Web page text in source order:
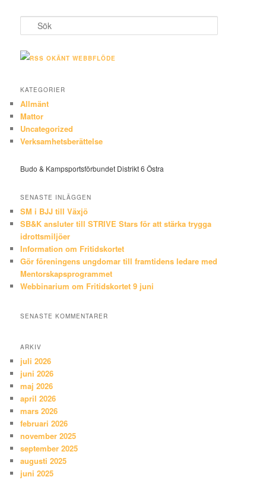
ö
OKÄNT WEBBFLÖDE
KATEGORIER
Allmänt
Mattor
Uncategorized
Verksamhetsberättelse
Budo & Kampsportsförbundet Distrikt 6 Östra
SENASTE INLÄGGEN
SM i BJJ till Växjö
SB&K ansluter till STRIVE Stars för att stärka trygga
idrottsmiljöer
Information om Fritidskortet
Gör föreningens ungdomar till framtidens ledare med
Mentorskapsprogrammet
Webbinarium om Fritidskortet 9 juni
SENASTE KOMMENTARER
ARKIV
juli 2026
juni 2026
maj 2026
april 2026
mars 2026
februari 2026
november 2025
september 2025
augusti 2025
juni 2025